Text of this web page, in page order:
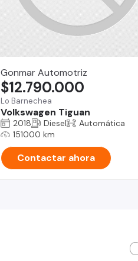
Gonmar Automotriz
Lo Barnechea
Volkswagen Tiguan
$12.790.000
2018 Diesel
Automática
151000 km
Contactar ahora